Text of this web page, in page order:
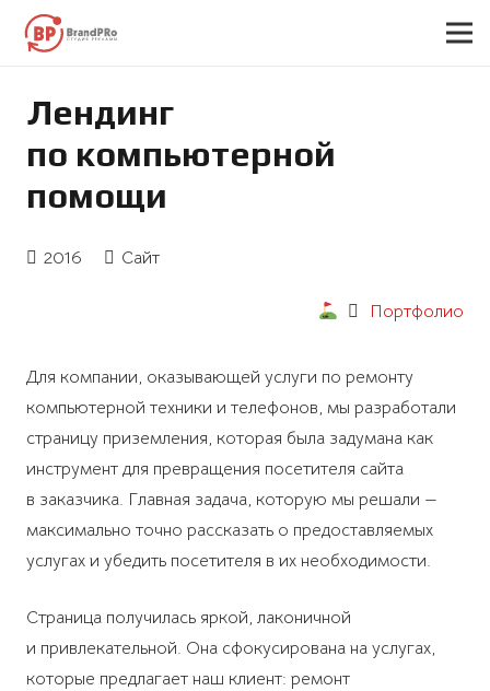
Лендинг
по компьютерной
помощи
2016 Сайт
Портфолио
Для компании, оказывающей услуги по ремонту
компьютерной техники и телефонов, мы разработали
страницу приземления, которая была задумана как
инструмент для превращения посетителя сайта
в заказчика. Главная задача, которую мы решали —
максимально точно рассказать о предоставляемых
услугах и убедить посетителя в их необходимости.
Страница получилась яркой, лаконичной
и привлекательной. Она сфокусирована на услугах,
которые предлагает наш клиент: ремонт